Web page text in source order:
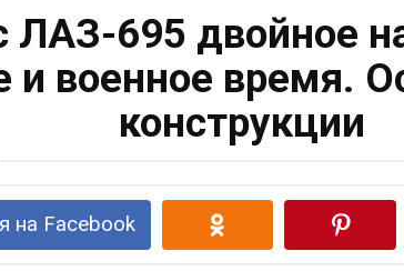
ЛАЗ-695 двойное
и военное время.
конструкции
на Facebook